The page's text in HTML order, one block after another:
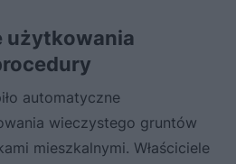
użytkowania
automatyczne
wieczystego gruntów
mieszkalnymi. Właściciele